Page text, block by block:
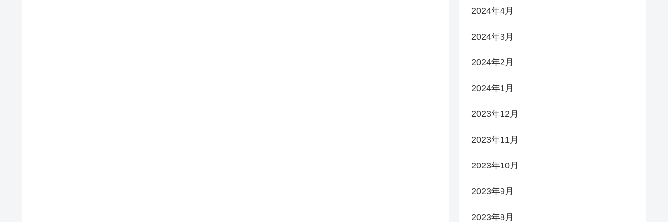
2024年4月
2024年3月
2024年2月
2024年1月
2023年12月
2023年11月
2023年10月
2023年9月
2023年8月